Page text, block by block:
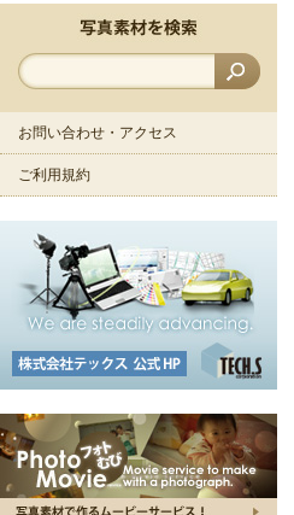
お問い合わせ・アクセス
ご利用規約